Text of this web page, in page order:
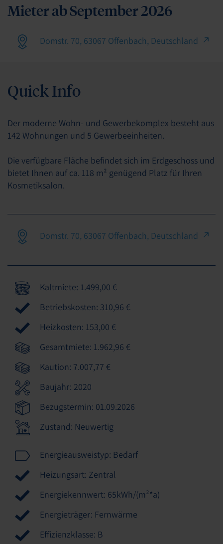
Mieter ab September 2026
Domstr. 70, 63067 Offenbach, Deutschland
Quick Info
Der moderne Wohn- und Gewerbekomplex besteht aus
142 Wohnungen und 5 Gewerbeeinheiten.
Die verfügbare Fläche befindet sich im Erdgeschoss und
bietet Ihnen auf ca. 118 m² genügend Platz für Ihren
Kosmetiksalon.
Domstr. 70, 63067 Offenbach, Deutschland
Kaltmiete: 1.499,00 €
Betriebskosten: 310,96 €
Heizkosten: 153,00 €
Gesamtmiete: 1.962,96 €
Kaution: 7.007,77 €
Baujahr: 2020
Bezugstermin: 01.09.2026
Zustand: Neuwertig
Energieausweistyp: Bedarf
Heizungsart: Zentral
Energiekennwert: 65kWh/(m²*a)
Energieträger: Fernwärme
Effizienzklasse: B